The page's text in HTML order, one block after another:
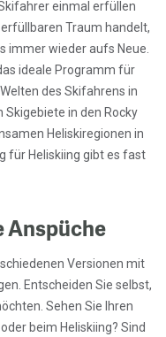
einmal erfüllen
Traum handelt,
immer wieder aufs Neue.
ideale Programm für
des Skifahrens in
Skigebiete in den Rocky
Heliskiregionen in
für Heliskiing gibt es fast
Anspüche
Versionen mit
Entscheiden Sie selbst,
Sehen Sie Ihren
beim Heliskiing? Sind